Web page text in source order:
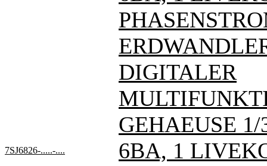
7SJ6826-.....-....
DIGITALER
GEHAEUSE
6BA, 1